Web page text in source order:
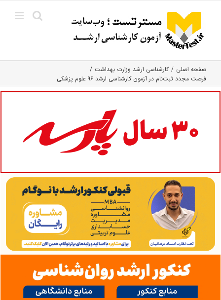
content
صفحه اصلی
کارشناسی ارشد وزارت بهداشت
فرصت مجدد ثبت‌نام در آزمون کارشناسی‌ ارشد ۹۶ علوم پزشکی